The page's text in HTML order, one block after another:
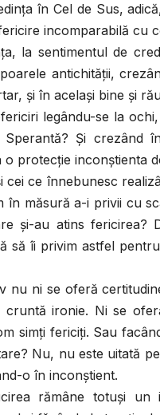
în Cel de Sus, adică,
incomparabilă cu
la sentimentul de
antichităţii,
şi în acelaşi bine şi
legându-se la
Şi crezând
protecţie inconştienta
cei ce înnebunesc
în măsură a-i privii cu
şi-au atins fericirea?
să îi privim astfel
nu ni se oferă
ironie. Ni se
simţi fericiţi. Sau
Nu, nu este uitată
o în inconştient.
rămâne totuşi un